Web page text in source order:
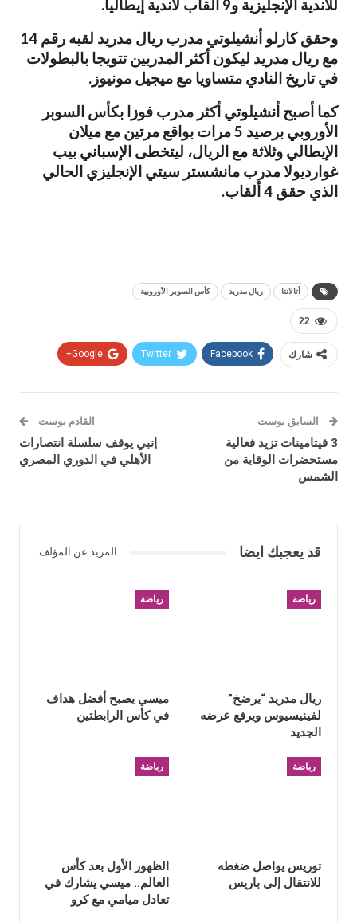
للأندية الإنجليزية و9 ألقاب لأندية إيطاليا.
وحقق كارلو أنشيلوتي مدرب ريال مدريد لقبه رقم 14
مع ريال مدريد ليكون أكثر المدربين تتويجا بالبطولات
في تاريخ النادي متساويا مع ميجيل مونيوز.
كما أصبح أنشيلوتي أكثر مدرب فوزا بكأس السوبر
الأوروبي برصيد 5 مرات بواقع مرتين مع ميلان
الإيطالي وثلاثة مع الريال، ليتخطى الإسباني بيب
غوارديولا مدرب مانشستر سيتي الإنجليزي الحالي
الذي حقق 4 ألقاب.
أتالانتا ريال مدريد كأس السوبر الأوروبية
22
شارك Facebook
Twitter
Google+
السابق بوست
3 فيتامينات تزيد فعالية
مستحضرات الوقاية من
الشمس
القادم بوست
إنبي يوقف سلسلة انتصارات
الأهلي في الدوري المصري
قد يعجبك ايضا المزيد عن المؤلف
رياضة
ريال مدريد “يرضخ”
لفينيسيوس ويرفع عرضه
الجديد
رياضة
ميسي يصبح أفضل هداف
في كأس الرابطتين
رياضة
توريس يواصل ضغطه
للانتقال إلى باريس
رياضة
الظهور الأول بعد كأس
العالم.. ميسي يشارك في
تعادل ميامي مع كرو